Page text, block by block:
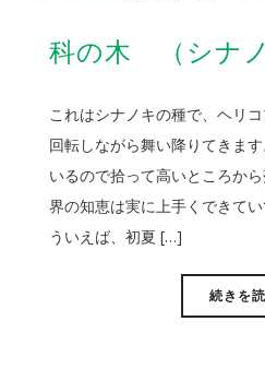
科の木 （シナノ
これはシナノキの種で、ヘリ
回転しながら舞い降りてきま
いるので拾って高いところか
界の知恵は実に上手くできて
ういえば、初夏 […]
続きを